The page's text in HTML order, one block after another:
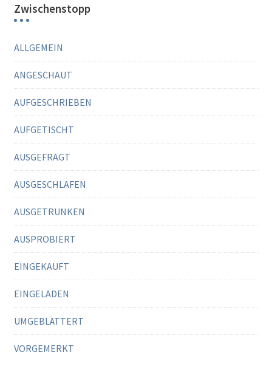
Zwischenstopp
ALLGEMEIN
ANGESCHAUT
AUFGESCHRIEBEN
AUFGETISCHT
AUSGEFRAGT
AUSGESCHLAFEN
AUSGETRUNKEN
AUSPROBIERT
EINGEKAUFT
EINGELADEN
UMGEBLÄTTERT
VORGEMERKT